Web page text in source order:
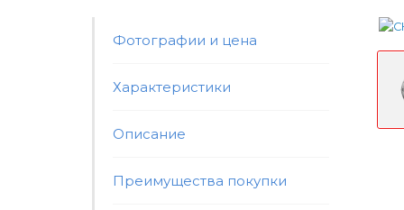
Фотографии и цена
Характеристики
Описание
Преимущества покупки